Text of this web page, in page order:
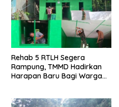
Rehab 5 RTLH Segera
Rampung, TMMD Hadirkan
Harapan Baru Bagi Warga